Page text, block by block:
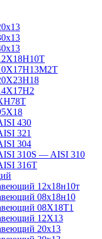
430
321
304
310S — AISI 310
316T
12х18н10т
08х18н10
08Х18Т1
12Х13
20х13